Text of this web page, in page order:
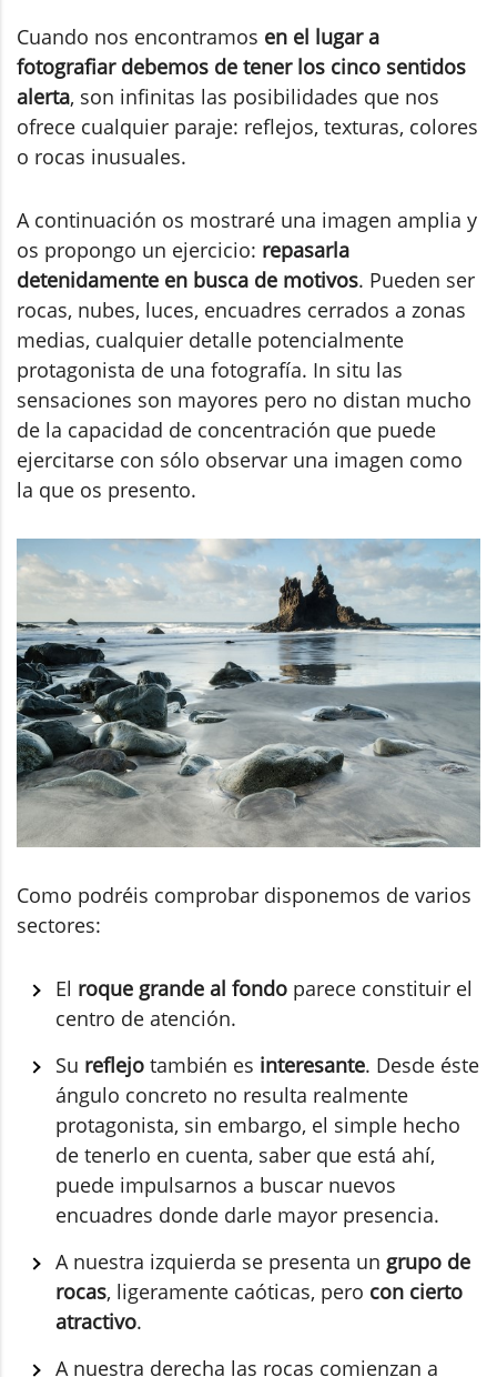
Cuando nos encontramos en el lugar a
fotografiar debemos de tener los cinco sentidos
alerta, son infinitas las posibilidades que nos
ofrece cualquier paraje: reflejos, texturas, colores
o rocas inusuales.
A continuación os mostraré una imagen amplia y
os propongo un ejercicio: repasarla
detenidamente en busca de motivos. Pueden ser
rocas, nubes, luces, encuadres cerrados a zonas
medias, cualquier detalle potencialmente
protagonista de una fotografía. In situ las
sensaciones son mayores pero no distan mucho
de la capacidad de concentración que puede
ejercitarse con sólo observar una imagen como
la que os presento.
Como podréis comprobar disponemos de varios
sectores:
El roque grande al fondo parece constituir el
centro de atención.
Su reflejo también es interesante. Desde éste
ángulo concreto no resulta realmente
protagonista, sin embargo, el simple hecho
de tenerlo en cuenta, saber que está ahí,
puede impulsarnos a buscar nuevos
encuadres donde darle mayor presencia.
A nuestra izquierda se presenta un grupo de
rocas, ligeramente caóticas, pero con cierto
atractivo.
A nuestra derecha las rocas comienzan a